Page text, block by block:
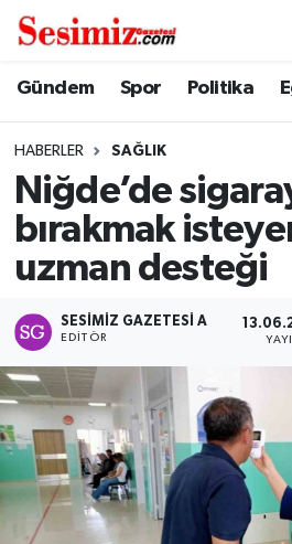
Gündem Spor Politika
HABERLER SAĞLIK
Niğde’de
bırakmak
uzman desteği
SESIMIZ GAZETESI A
EDITÖR
Dünya
Ekonomi
Gündem
Magazin
Politika
Sağlık
Spor
Nöbetçi Eczaneler
Hava Durumu
Namaz Vakitleri
Trafik Durumu
Süper Lig Puan Durumu ve
Tüm Manşetler
Son Dakika Haberleri
Haber Arşivi